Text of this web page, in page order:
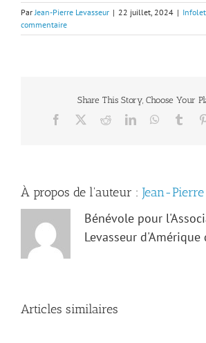
ParJean-Pierre Levasseur | 22 juillet, 2024 |
commentaire
Share This Story, Choose Your
Facebook RedditLinkedInWhatsApp
À propos de l'auteur : Jean-
Bénévole pour
Levasseur
Articles similaires